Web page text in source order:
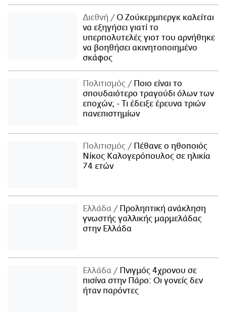
Διεθνή
Ο Ζούκερμπεργκ καλείται
να εξηγήσει γιατί το
υπερπολυτελές γιοτ του αρνήθηκε
να βοηθήσει ακινητοποιημένο
σκάφος
Πολιτισμός
Ποιο είναι το
σπουδαιότερο τραγούδι όλων των
εποχών; - Τι έδειξε έρευνα τριών
πανεπιστημίων
Πολιτισμός
Πέθανε ο ηθοποιός
Νίκος Καλογερόπουλος σε ηλικία
74 ετών
Ελλάδα
Προληπτική ανάκληση
γνωστής γαλλικής μαρμελάδας
στην Ελλάδα
Ελλάδα
Πνιγμός 4χρονου σε
πισίνα στην Πάρο: Οι γονείς δεν
ήταν παρόντες